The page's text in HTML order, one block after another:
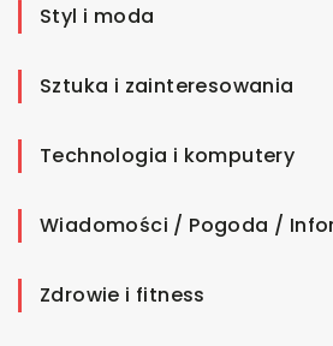
Styl i moda
Sztuka i zainteresowania
Technologia i komputery
Wiadomości / Pogoda /
Zdrowie i fitness